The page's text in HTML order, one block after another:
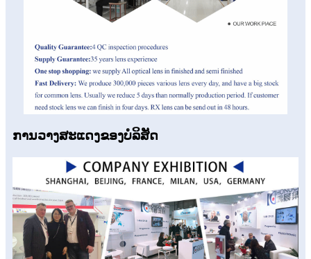
ການວາງສະແດງຂອງບໍລິສັດ